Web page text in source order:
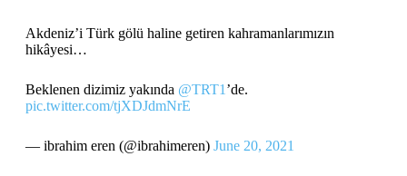
Akdeniz’i Türk gölü haline getiren kahramanlarımızın
hikâyesi…
Beklenen dizimiz yakında @TRT1 ’de.
pic.twitter.com/tjXDJdmNrE
— ibrahim eren (@ibrahimeren) June 20, 2021